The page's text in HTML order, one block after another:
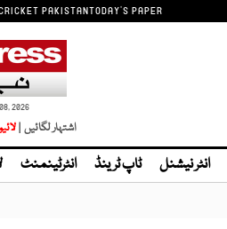
PAKISTANTODAY'S PAPER
2026
اشتہار لگائیں |
انٹر نیشنل ٹاپ ٹرینڈ انٹرٹینمنٹ